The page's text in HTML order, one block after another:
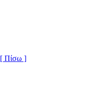
[ Πίσω ]